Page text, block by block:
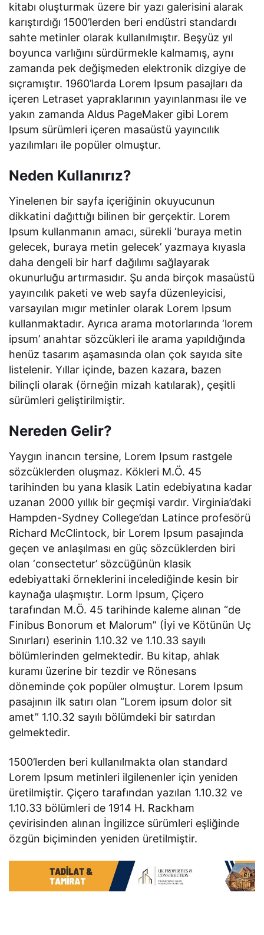
kitabı oluşturmak üzere bir yazı galerisini alarak
karıştırdığı 1500’lerden beri endüstri standardı
sahte metinler olarak kullanılmıştır. Beşyüz yıl
boyunca varlığını sürdürmekle kalmamış, aynı
zamanda pek değişmeden elektronik dizgiye de
sıçramıştır. 1960’larda Lorem Ipsum pasajları da
içeren Letraset yapraklarının yayınlanması ile ve
yakın zamanda Aldus PageMaker gibi Lorem
Ipsum sürümleri içeren masaüstü yayıncılık
yazılımları ile popüler olmuştur.
Neden Kullanırız?
Yinelenen bir sayfa içeriğinin okuyucunun
dikkatini dağıttığı bilinen bir gerçektir. Lorem
Ipsum kullanmanın amacı, sürekli ‘buraya metin
gelecek, buraya metin gelecek’ yazmaya kıyasla
daha dengeli bir harf dağılımı sağlayarak
okunurluğu artırmasıdır. Şu anda birçok masaüstü
yayıncılık paketi ve web sayfa düzenleyicisi,
varsayılan mıgır metinler olarak Lorem Ipsum
kullanmaktadır. Ayrıca arama motorlarında ‘lorem
ipsum’ anahtar sözcükleri ile arama yapıldığında
henüz tasarım aşamasında olan çok sayıda site
listelenir. Yıllar içinde, bazen kazara, bazen
bilinçli olarak (örneğin mizah katılarak), çeşitli
sürümleri geliştirilmiştir.
Nereden Gelir?
Yaygın inancın tersine, Lorem Ipsum rastgele
sözcüklerden oluşmaz. Kökleri M.Ö. 45
tarihinden bu yana klasik Latin edebiyatına kadar
uzanan 2000 yıllık bir geçmişi vardır. Virginia’daki
Hampden-Sydney College’dan Latince profesörü
Richard McClintock, bir Lorem Ipsum pasajında
geçen ve anlaşılması en güç sözcüklerden biri
olan ‘consectetur’ sözcüğünün klasik
edebiyattaki örneklerini incelediğinde kesin bir
kaynağa ulaşmıştır. Lorm Ipsum, Çiçero
tarafından M.Ö. 45 tarihinde kaleme alınan “de
Finibus Bonorum et Malorum” (İyi ve Kötünün Uç
Sınırları) eserinin 1.10.32 ve 1.10.33 sayılı
bölümlerinden gelmektedir. Bu kitap, ahlak
kuramı üzerine bir tezdir ve Rönesans
döneminde çok popüler olmuştur. Lorem Ipsum
pasajının ilk satırı olan “Lorem ipsum dolor sit
amet” 1.10.32 sayılı bölümdeki bir satırdan
gelmektedir.
1500’lerden beri kullanılmakta olan standard
Lorem Ipsum metinleri ilgilenenler için yeniden
üretilmiştir. Çiçero tarafından yazılan 1.10.32 ve
1.10.33 bölümleri de 1914 H. Rackham
çevirisinden alınan İngilizce sürümleri eşliğinde
özgün biçiminden yeniden üretilmiştir.